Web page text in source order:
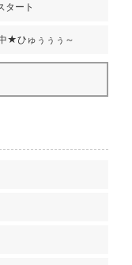
ート
★ひゅぅぅぅ～